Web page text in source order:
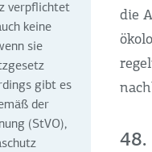
verpflichtet
keine
sie
gibt es
der
(StVO),
die
48.